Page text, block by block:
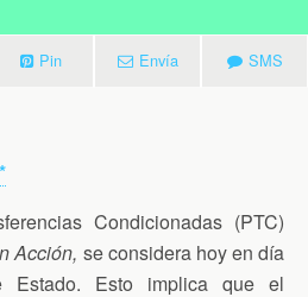
Pin Envía SMS
*
Condicionadas (PTC)
Acción, se considera hoy en día
Estado. Esto implica que el